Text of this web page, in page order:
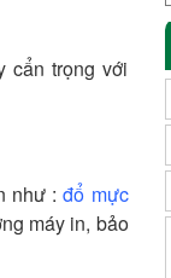
cẩn trọng với
như :đổ mực
máy in, bảo